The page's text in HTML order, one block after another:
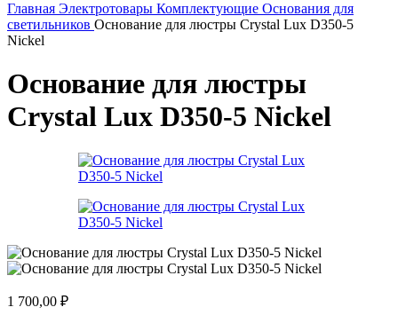
Главная Электротовары Комплектующие Основания для
светильников Основание для люстры Crystal Lux D350-5
Nickel
Основание для люстры
Crystal Lux D350-5 Nickel
1 700,00 ₽